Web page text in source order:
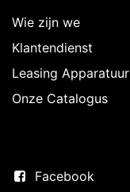
Wie zijn we
Klantendienst
Leasing Apparatuur
Onze Catalogus
Facebook